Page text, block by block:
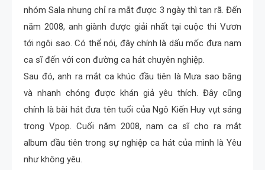
nhóm Sala nhưng chỉ ra mắt được 3 ngày thì tan rã. Đến
năm 2008, anh giành được giải nhất tại cuộc thi Vươn
tới ngôi sao. Có thể nói, đây chính là dấu mốc đưa nam
ca sĩ đến với con đường ca hát chuyên nghiệp.
Sau đó, anh ra mắt ca khúc đầu tiên là Mưa sao băng
và nhanh chóng được khán giả yêu thích. Đây cũng
chính là bài hát đưa tên tuổi của Ngô Kiến Huy vụt sáng
trong Vpop. Cuối năm 2008, nam ca sĩ cho ra mắt
album đầu tiên trong sự nghiệp ca hát của mình là Yêu
như không yêu.